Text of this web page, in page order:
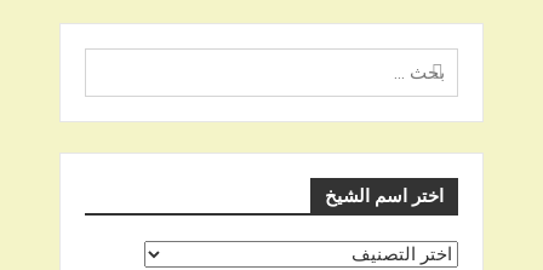
البحث
اختر اسم الشيخ
اختر